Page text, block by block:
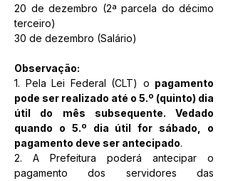
20 de dezembro (2ª parcela do décimo
terceiro)
30 de dezembro (Salário)
Observação:
1. Pela Lei Federal (CLT) o pagamento
pode ser realizado até o 5.º (quinto) dia
útil do mês subsequente. Vedado
quando o 5.º dia útil for sábado, o
pagamento deve ser antecipado.
2. A Prefeitura poderá antecipar o
pagamento dos servidores das